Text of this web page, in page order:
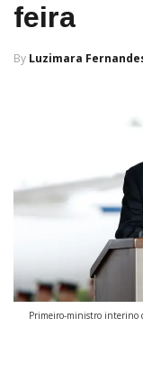
feira
By Luzimara
Primeiro-ministro interino